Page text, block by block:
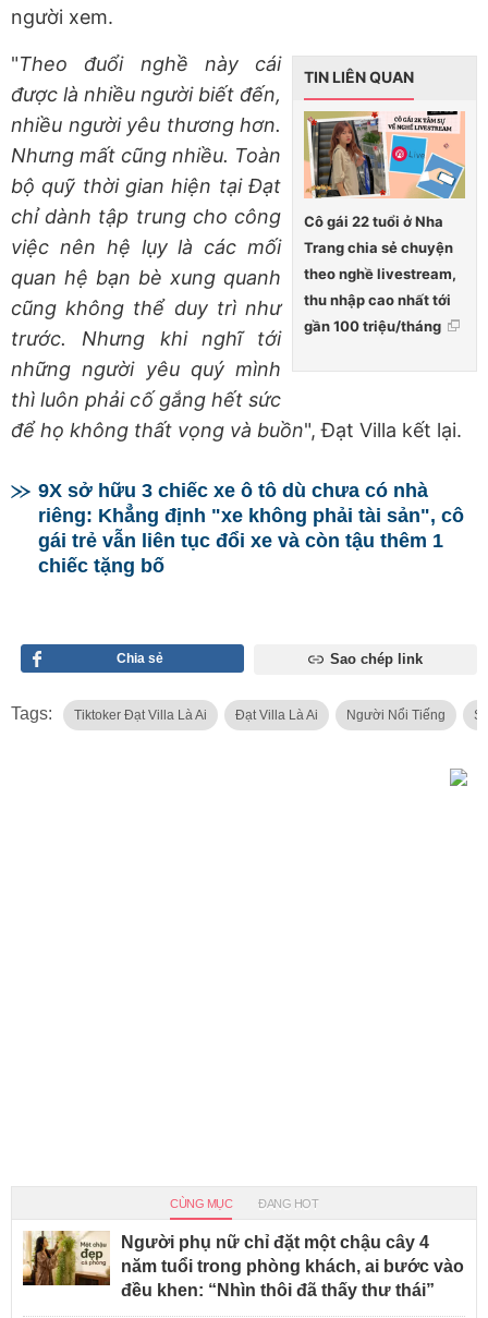
người xem.
TIN LIÊN QUAN
Cô gái 22 tuổi ở Nha
Trang chia sẻ chuyện
theo nghề livestream,
thu nhập cao nhất tới
gần 100 triệu/tháng
"Theo đuổi nghề này cái
được là nhiều người biết đến,
nhiều người yêu thương hơn.
Nhưng mất cũng nhiều. Toàn
bộ quỹ thời gian hiện tại Đạt
chỉ dành tập trung cho công
việc nên hệ lụy là các mối
quan hệ bạn bè xung quanh
cũng không thể duy trì như
trước. Nhưng khi nghĩ tới
những người yêu quý mình
thì luôn phải cố gắng hết sức
để họ không thất vọng và buồn", Đạt Villa kết lại.
9X sở hữu 3 chiếc xe ô tô dù chưa có nhà
riêng: Khẳng định "xe không phải tài sản", cô
gái trẻ vẫn liên tục đổi xe và còn tậu thêm 1
chiếc tặng bố
Chia sẻ Sao chép link
Tags: Tiktoker Đạt Villa Là Ai Đạt Villa Là Ai Người Nổi Tiếng
CÙNG MỤC ĐANG HOT
Người phụ nữ chỉ đặt một chậu cây 4
năm tuổi trong phòng khách, ai bước vào
đều khen: “Nhìn thôi đã thấy thư thái”